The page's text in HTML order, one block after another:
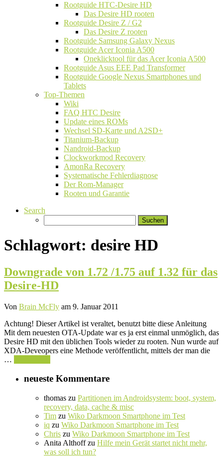
Rootguide HTC-Desire HD
Das Desire HD rooten
Rootguide Desire Z / G2
Das Desire Z rooten
Rootguide Samsung Galaxy Nexus
Rootguide Acer Iconia A500
Oneklicktool für das Acer Iconia A500
Rootguide Asus EEE Pad Transformer
Rootguide Google Nexus Smartphones und
Tablets
Top-Themen
Wiki
FAQ HTC Desire
Update eines ROMs
Wechsel SD-Karte und A2SD+
Titanium-Backup
Nandroid-Backup
Clockworkmod Recovery
AmonRa Recovery
Systematische Fehlerdiagnose
Der Rom-Manager
Rooten und Garantie
Search
nach:
Schlagwort: desire HD
Downgrade von 1.72 /1.75 auf 1.32 für das
Desire-HD
Von Brain McFly am 9. Januar 2011
Achtung! Dieser Artikel ist veraltet, benutzt bitte diese Anleitung
Mit dem neuesten OTA-Update war es ja erst einmal unmöglich, das
Desire HD mit den üblichen Tools wieder zu rooten. Nun wurde auf
XDA-Deveopers eine Methode veröffentlicht, mittels der man die
…
neueste Kommentare
thomas zu Partitionen im Androidsystem: boot, system,
recovery, data, cache & misc
Tim zu Wiko Darkmoon Smartphone im Test
iq zu Wiko Darkmoon Smartphone im Test
Chris zu Wiko Darkmoon Smartphone im Test
Anita Althoffzu Hilfe mein Gerät startet nicht mehr,
was soll ich tun?